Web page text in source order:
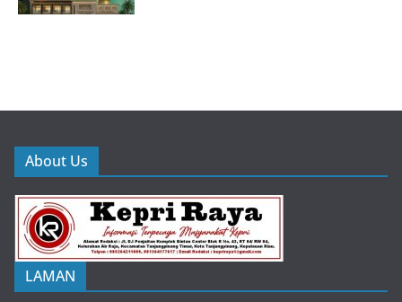
About Us
LAMAN